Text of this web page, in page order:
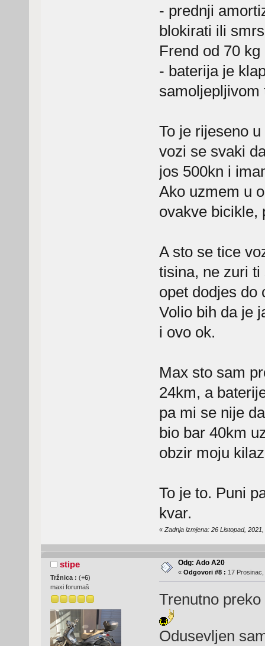
- prednji
blokirati ili
Frend od 70
- baterija je
samoljepljivom
To je rijeseno
vozi se svaki
jos 500kn i
Ako uzmem u
ovakve bicikle,
A sto se tice
tisina, ne zuri
opet dodjes do
Volio bih da je
i ovo ok.
Max sto sam
24km, a
pa mi se nije
bio bar 40km
obzir moju
To je to. Puni
kvar.
« Zadnja izmjena: 26 Listopad,
stipe
Tržnica : (+6)
maxi forumaš
Odg: Ado A20
« Odgovori #8 : 17
Trenutno
Odusevljen